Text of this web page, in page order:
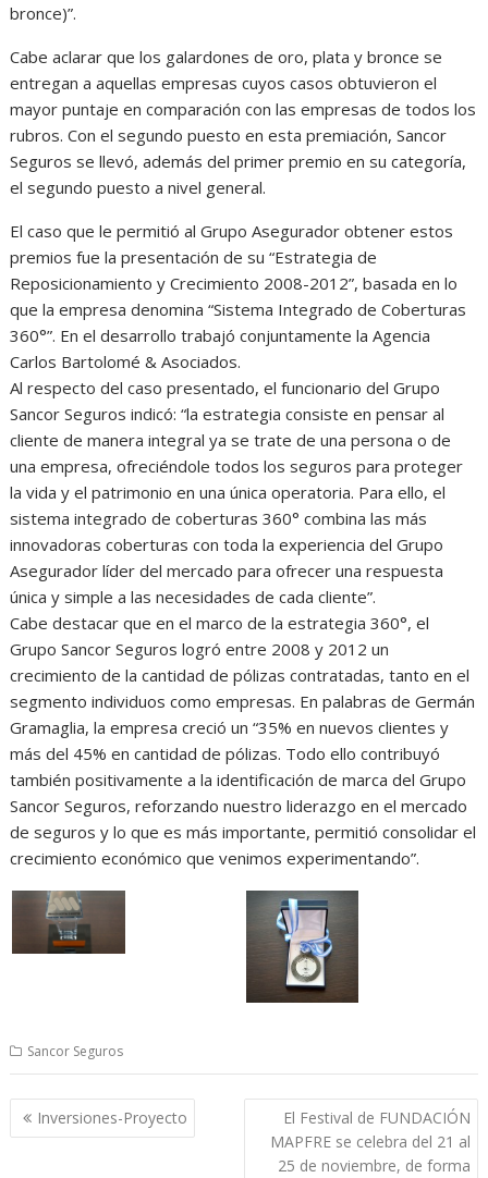
bronce)”.
Cabe aclarar que los galardones de oro, plata y bronce se
entregan a aquellas empresas cuyos casos obtuvieron el
mayor puntaje en comparación con las empresas de todos los
rubros. Con el segundo puesto en esta premiación, Sancor
Seguros se llevó, además del primer premio en su categoría,
el segundo puesto a nivel general.
El caso que le permitió al Grupo Asegurador obtener estos
premios fue la presentación de su “Estrategia de
Reposicionamiento y Crecimiento 2008-2012”, basada en lo
que la empresa denomina “Sistema Integrado de Coberturas
360°”. En el desarrollo trabajó conjuntamente la Agencia
Carlos Bartolomé & Asociados.
Al respecto del caso presentado, el funcionario del Grupo
Sancor Seguros indicó: “la estrategia consiste en pensar al
cliente de manera integral ya se trate de una persona o de
una empresa, ofreciéndole todos los seguros para proteger
la vida y el patrimonio en una única operatoria. Para ello, el
sistema integrado de coberturas 360° combina las más
innovadoras coberturas con toda la experiencia del Grupo
Asegurador líder del mercado para ofrecer una respuesta
única y simple a las necesidades de cada cliente”.
Cabe destacar que en el marco de la estrategia 360°, el
Grupo Sancor Seguros logró entre 2008 y 2012 un
crecimiento de la cantidad de pólizas contratadas, tanto en el
segmento individuos como empresas. En palabras de Germán
Gramaglia, la empresa creció un “35% en nuevos clientes y
más del 45% en cantidad de pólizas. Todo ello contribuyó
también positivamente a la identificación de marca del Grupo
Sancor Seguros, reforzando nuestro liderazgo en el mercado
de seguros y lo que es más importante, permitió consolidar el
crecimiento económico que venimos experimentando”.
Sancor Seguros
Navegación
de
Inversiones-Proyecto
El Festival de FUNDACIÓN
MAPFRE se celebra del 21 al
25 de noviembre, de forma